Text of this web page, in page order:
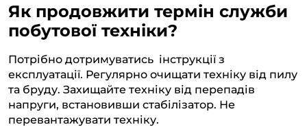
Як продовжити термін служби
побутової техніки?
Потрібно дотримуватись інструкції з
експлуатації. Регулярно очищати техніку від пилу
та бруду. Захищайте техніку від перепадів
напруги, встановивши стабілізатор. Не
перевантажувати техніку.